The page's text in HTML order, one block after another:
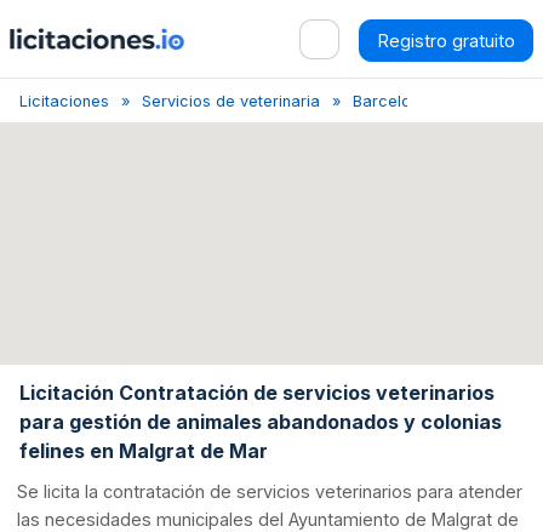
Registro gratuito
Licitaciones Servicios de veterinaria Barcelona
Licitación Contratación de servicios veterinarios
para gestión de animales abandonados y colonias
felines en Malgrat de Mar
Se licita la contratación de servicios veterinarios para atender
las necesidades municipales del Ayuntamiento de Malgrat de